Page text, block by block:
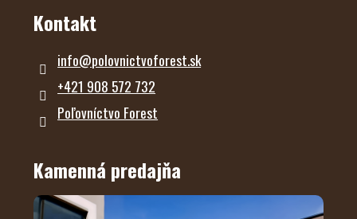
Kontakt
info@polovnictvoforest.sk
+421 908 572 732
Poľovníctvo Forest
Kamenná predajňa